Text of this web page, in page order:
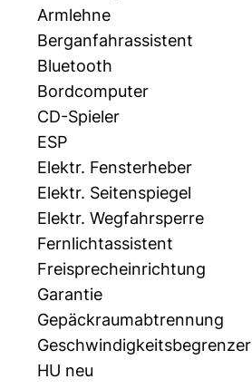
Armlehne
Berganfahrassistent
Bluetooth
Bordcomputer
CD-Spieler
ESP
Elektr. Fensterheber
Elektr. Seitenspiegel
Elektr. Wegfahrsperre
Fernlichtassistent
Freisprecheinrichtung
Garantie
Gepäckraumabtrennung
Geschwindigkeitsbegrenzer
HU neu